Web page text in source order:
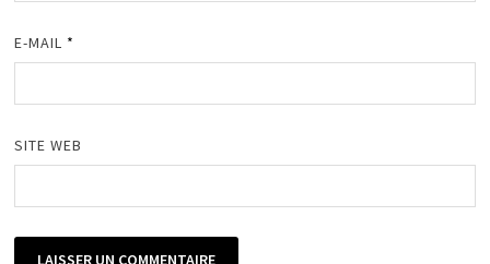
E-MAIL *
SITE WEB